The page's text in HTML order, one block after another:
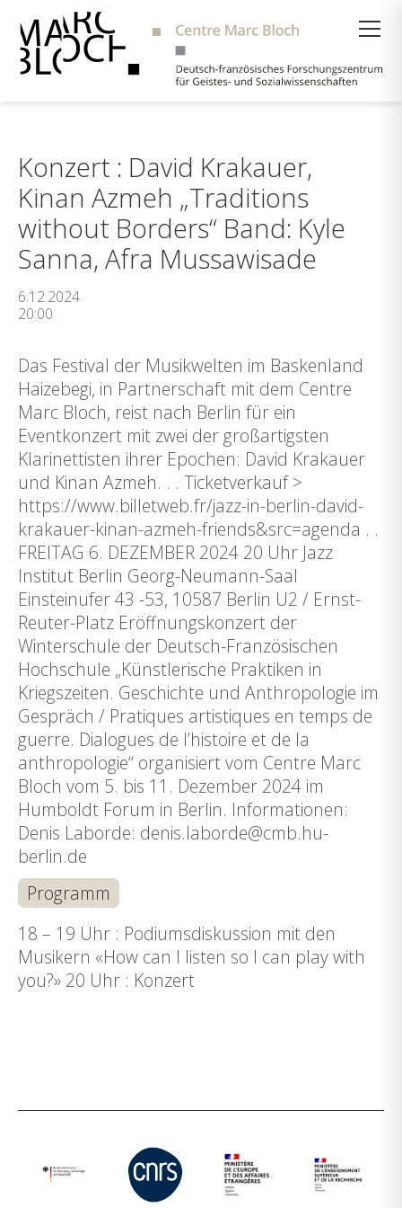
Konzert : David Krakauer,
Kinan Azmeh „Traditions
without Borders“ Band: Kyle
Sanna, Afra Mussawisade
6.12.2024
20:00
Das Festival der Musikwelten im Baskenland
Haizebegi, in Partnerschaft mit dem Centre
Marc Bloch, reist nach Berlin für ein
Eventkonzert mit zwei der großartigsten
Klarinettisten ihrer Epochen: David Krakauer
und Kinan Azmeh. . . Ticketverkauf >
https://www.billetweb.fr/jazz-in-berlin-david-
krakauer-kinan-azmeh-friends&src=agenda . .
FREITAG 6. DEZEMBER 2024 20 Uhr Jazz
Institut Berlin Georg-Neumann-Saal
Einsteinufer 43 -53, 10587 Berlin U2 / Ernst-
Reuter-Platz Eröffnungskonzert der
Winterschule der Deutsch-Französischen
Hochschule „Künstlerische Praktiken in
Kriegszeiten. Geschichte und Anthropologie im
Gespräch / Pratiques artistiques en temps de
guerre. Dialogues de l’histoire et de la
anthropologie“ organisiert vom Centre Marc
Bloch vom 5. bis 11. Dezember 2024 im
Humboldt Forum in Berlin. Informationen:
Denis Laborde: denis.laborde@cmb.hu-
berlin.de
Programm
18 – 19 Uhr : Podiumsdiskussion mit den
Musikern «How can I listen so I can play with
you?» 20 Uhr : Konzert